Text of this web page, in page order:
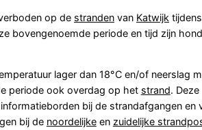
op de strandenvan Katwijk
bovengenoemde periode en tijd zijn
lager dan 18°C en/of neerslag
periode ook overdag op het strand.
bij de strandafgangen en
bij de noordelijkeen zuidelijke